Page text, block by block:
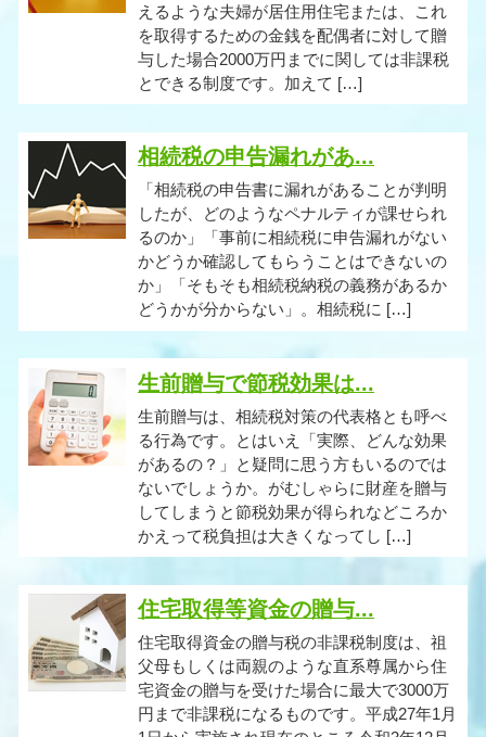
えるような夫婦が居住用住宅または、これ
を取得するための金銭を配偶者に対して贈
与した場合2000万円までに関しては非課税
とできる制度です。加えて […]
相続税の申告漏れがあ...
「相続税の申告書に漏れがあることが判明
したが、どのようなペナルティが課せられ
るのか」「事前に相続税に申告漏れがない
かどうか確認してもらうことはできないの
か」「そもそも相続税納税の義務があるか
どうかが分からない」。相続税に […]
生前贈与で節税効果は...
生前贈与は、相続税対策の代表格とも呼べ
る行為です。とはいえ「実際、どんな効果
があるの？」と疑問に思う方もいるのでは
ないでしょうか。がむしゃらに財産を贈与
してしまうと節税効果が得られなどころか
かえって税負担は大きくなってし […]
住宅取得等資金の贈与...
住宅取得資金の贈与税の非課税制度は、祖
父母もしくは両親のような直系尊属から住
宅資金の贈与を受けた場合に最大で3000万
円まで非課税になるものです。平成27年1月